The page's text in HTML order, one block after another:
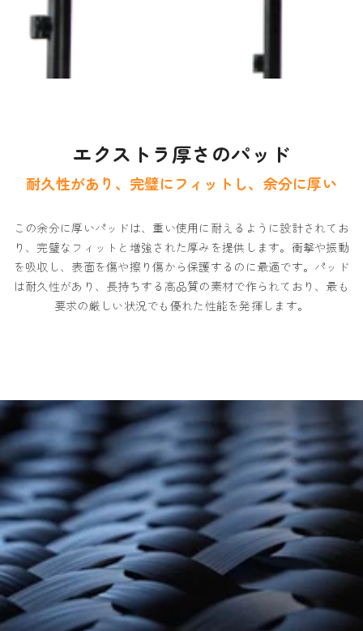
エクストラ厚さのパッド
耐久性があり、完璧にフィットし、余分に厚い
この余分に厚いパッドは、重い使用に耐えるように設計されてお
り、完璧なフィットと増強された厚みを提供します。衝撃や振動
を吸収し、表面を傷や擦り傷から保護するのに最適です。パッド
は耐久性があり、長持ちする高品質の素材で作られており、最も
要求の厳しい状況でも優れた性能を発揮します。